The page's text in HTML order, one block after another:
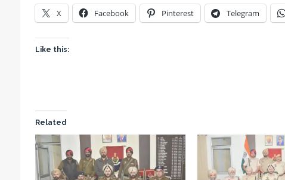
X Facebook Pinterest Telegram
Like this:
Related